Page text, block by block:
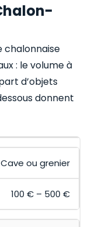
chalonnaise
: le volume à
d’objets
donnent
Cave ou grenier
100 € – 500 €